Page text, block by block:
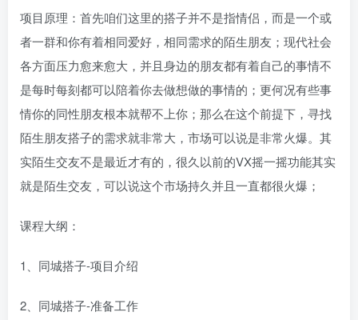
项目原理：首先咱们这里的搭子并不是指情侣，而是一个或
者一群和你有着相同爱好，相同需求的陌生朋友；现代社会
各方面压力愈来愈大，并且身边的朋友都有着自己的事情不
是每时每刻都可以陪着你去做想做的事情的；更何况有些事
情你的同性朋友根本就帮不上你；那么在这个前提下，寻找
陌生朋友搭子的需求就非常大，市场可以说是非常火爆。其
实陌生交友不是最近才有的，很久以前的VX摇一摇功能其实
就是陌生交友，可以说这个市场持久并且一直都很火爆；
课程大纲：
1、同城搭子-项目介绍
2、同城搭子-准备工作